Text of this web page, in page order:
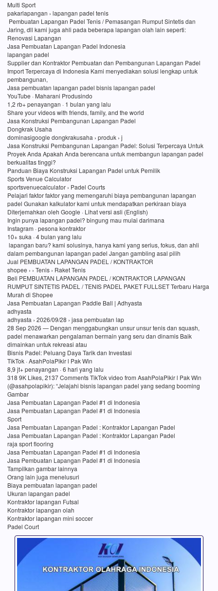
Multi Sport
pakarlapangan › lapangan padel tenis
Pembuatan Lapangan Padel Tenis / Pemasangan Rumput Sintetis dan
Jaring, dll kami juga ahli pada beberapa lapangan olah lain seperti:
Renovasi Lapangan
Jasa Pembuatan Lapangan Padel Indonesia
lapangan padel
Supplier dan Kontraktor Pembuatan dan Pembangunan Lapangan Padel
Import Terpercaya di Indonesia Kami menyediakan solusi lengkap untuk
pembangunan,
Jasa pembuatan lapangan padel bisnis lapangan padel
YouTube · Maharani Produsindo
1,2 rb+ penayangan · 1 bulan yang lalu
Share your videos with friends, family, and the world
Jasa Konstruksi Pembangunan Lapangan Padel
Dongkrak Usaha
dominasigoogle dongkrakusaha › produk › j
Jasa Konstruksi Pembangunan Lapangan Padel: Solusi Terpercaya Untuk
Proyek Anda Apakah Anda berencana untuk membangun lapangan padel
berkualitas tinggi?
Panduan Biaya Konstruksi Lapangan Padel untuk Pemilik
Sports Venue Calculator
sportsvenuecalculator › Padel Courts
Pelajari faktor faktor yang memengaruhi biaya pembangunan lapangan
padel Gunakan kalkulator kami untuk mendapatkan perkiraan biaya
Diterjemahkan oleh Google · Lihat versi asli (English)
Ingin punya lapangan padel? bingung mau mulai darimana
Instagram · pesona kontraktor
10+ suka · 4 bulan yang lalu
lapangan baru? kami solusinya, hanya kami yang serius, fokus, dan ahli
dalam pembangunan lapangan padel Jangan gambling asal pilih
Jual PEMBUATAN LAPANGAN PADEL / KONTRAKTOR
shopee › › Tenis › Raket Tenis
Beli PEMBUATAN LAPANGAN PADEL / KONTRAKTOR LAPANGAN
RUMPUT SINTETIS PADEL / TENIS PADEL PAKET FULLSET Terbaru Harga
Murah di Shopee
Jasa Pembuatan Lapangan Paddle Ball | Adhyasta
adhyasta
adhyasta › 2026/09/28 › jasa pembuatan lap
28 Sep 2026 — Dengan menggabungkan unsur unsur tenis dan squash,
padel menawarkan pengalaman bermain yang seru dan dinamis Baik
dimainkan untuk rekreasi atau
Bisnis Padel: Peluang Daya Tarik dan Investasi
TikTok · AsahPolaPikir l Pak Win
8,9 jt+ penayangan · 6 hari yang lalu
318 9K Likes, 2137 Comments TikTok video from AsahPolaPikir l Pak Win
(@asahpolapikir): “Jelajahi bisnis lapangan padel yang sedang booming
Gambar
Jasa Pembuatan Lapangan Padel #1 di Indonesia
Jasa Pembuatan Lapangan Padel #1 di Indonesia
Sport
Jasa Pembuatan Lapangan Padel : Kontraktor Lapangan Padel
Jasa Pembuatan Lapangan Padel : Kontraktor Lapangan Padel
raja sport flooring
Jasa Pembuatan Lapangan Padel #1 di Indonesia
Jasa Pembuatan Lapangan Padel #1 di Indonesia
Tampilkan gambar lainnya
Orang lain juga menelusuri
Biaya pembuatan lapangan padel
Ukuran lapangan padel
Kontraktor lapangan Futsal
Kontraktor lapangan olah
Kontraktor lapangan mini soccer
Padel Court